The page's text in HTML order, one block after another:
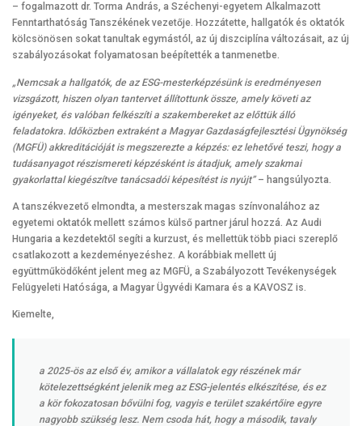
– fogalmazott dr. Torma András, a Széchenyi-egyetem Alkalmazott
Fenntarthatóság Tanszékének vezetője. Hozzátette, hallgatók és oktatók
kölcsönösen sokat tanultak egymástól, az új diszciplína változásait, az új
szabályozásokat folyamatosan beépítették a tanmenetbe.
„Nemcsak a hallgatók, de az ESG-mesterképzésünk is eredményesen
vizsgázott, hiszen olyan tantervet állítottunk össze, amely követi az
igényeket, és valóban felkészíti a szakembereket az előttük álló
feladatokra. Időközben extraként a Magyar Gazdaságfejlesztési Ügynökség
(MGFÜ) akkreditációját is megszerezte a képzés: ez lehetővé teszi, hogy a
tudásanyagot részismereti képzésként is átadjuk, amely szakmai
gyakorlattal kiegészítve tanácsadói képesítést is nyújt”– hangsúlyozta.
A tanszékvezető elmondta, a mesterszak magas színvonalához az
egyetemi oktatók mellett számos külső partner járul hozzá. Az Audi
Hungaria a kezdetektől segíti a kurzust, és mellettük több piaci szereplő
csatlakozott a kezdeményezéshez. A korábbiak mellett új
együttműködőként jelent meg az MGFÜ, a Szabályozott Tevékenységek
Felügyeleti Hatósága, a Magyar Ügyvédi Kamara és a KAVOSZ is.
Kiemelte,
a 2025-ös az első év, amikor a vállalatok egy részének már
kötelezettségként jelenik meg az ESG-jelentés elkészítése, és ez
a kör fokozatosan bővülni fog, vagyis e terület szakértőire egyre
nagyobb szükség lesz. Nem csoda hát, hogy a második, tavaly